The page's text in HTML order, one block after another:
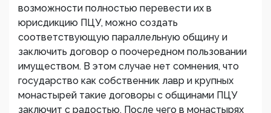
возможности полностью перевести их в
юрисдикцию ПЦУ, можно создать
соответствующую параллельную общину и
заключить договор о поочередном пользовании
имуществом. В этом случае нет сомнения, что
государство как собственник лавр и крупных
монастырей такие договоры с общинами ПЦУ
заключит с радостью. После чего в монастырях